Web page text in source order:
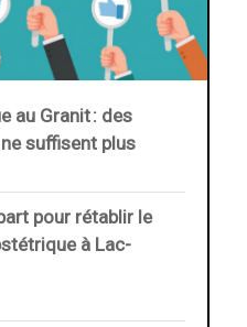
au ­Granit : des
suffisent plus
pour rétablir le
à Lac-